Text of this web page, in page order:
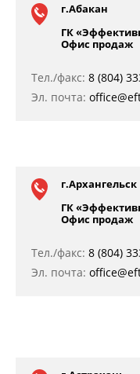
г.Абакан
ГК
Офис продаж
Тел./факс: 8 (804)
Эл. почта:
г.Архангельск
ГК
Офис продаж
Тел./факс: 8 (804)
Эл. почта: